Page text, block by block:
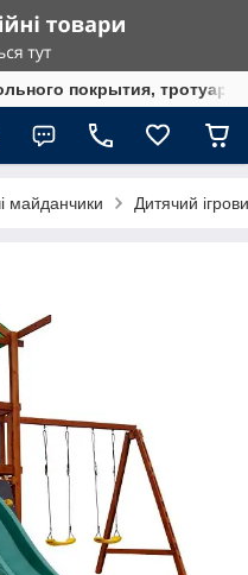
покрытия,
майданчики Дитячий